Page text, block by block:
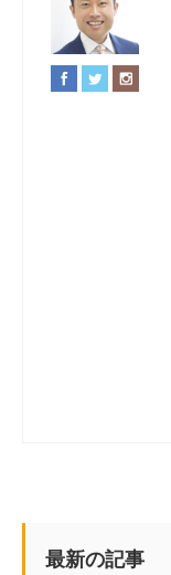
最新の記事